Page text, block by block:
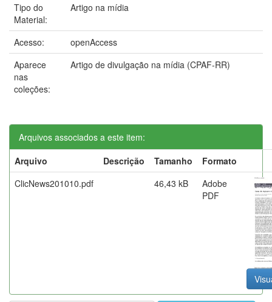
Tipo do
Material:
Artigo na mídia
Acesso:
openAccess
Aparece
nas
coleções:
Artigo de divulgação na mídia (CPAF-RR)
Arquivos associados a este item:
Arquivo
Descrição Tamanho
Formato
ClicNews201010.pdf
46,43 kB
Adobe
PDF